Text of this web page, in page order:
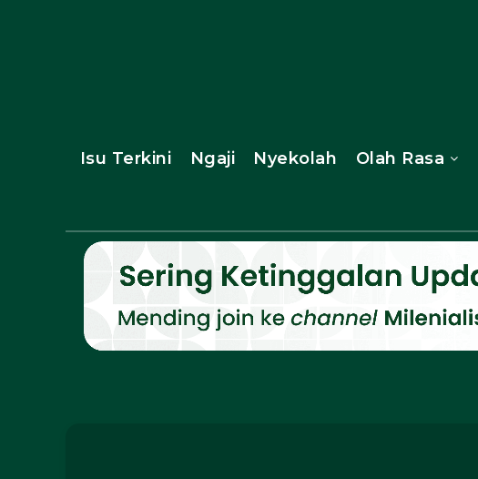
Isu Terkini Ngaji Nyekolah Olah Rasa